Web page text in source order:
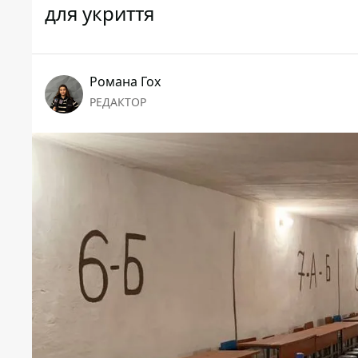
для укриття
Романа Гох
РЕДАКТОР